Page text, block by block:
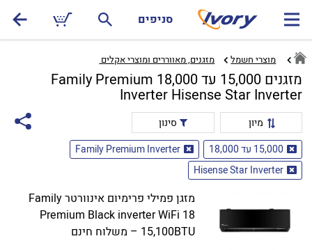
סניפים
מוצרי חשמל מזגנים, מאווררים ומוצרי אקלים ‏
מזגנים 15,000 עד 18,000 Family Premium
Inverter Hisense Star Inverter
מיון
סינון
15,000 עד 18,000
Family Premium Inverter
Hisense Star Inverter
מזגן פמילי פרימיום אינוורטר Family
Premium Black inverter WiFi 18
15,100BTU – משלוח חינם